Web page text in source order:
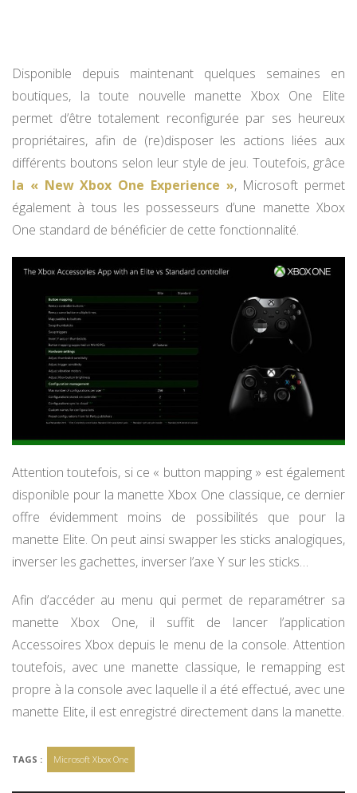
Disponible depuis maintenant quelques semaines en
boutiques, la toute nouvelle manette Xbox One Elite
permet d’être totalement reconfigurée par ses heureux
propriétaires, afin de (re)disposer les actions liées aux
différents boutons selon leur style de jeu. Toutefois, grâce
la « New Xbox One Experience », Microsoft permet
également à tous les possesseurs d’une manette Xbox
One standard de bénéficier de cette fonctionnalité.
Attention toutefois, si ce « button mapping » est également
disponible pour la manette Xbox One classique, ce dernier
offre évidemment moins de possibilités que pour la
manette Elite. On peut ainsi swapper les sticks analogiques,
inverser les gachettes, inverser l’axe Y sur les sticks…
Afin d’accéder au menu qui permet de reparamétrer sa
manette Xbox One, il suffit de lancer l’application
Accessoires Xbox depuis le menu de la console. Attention
toutefois, avec une manette classique, le remapping est
propre à la console avec laquelle il a été effectué, avec une
manette Elite, il est enregistré directement dans la manette.
TAGS : Microsoft Xbox One